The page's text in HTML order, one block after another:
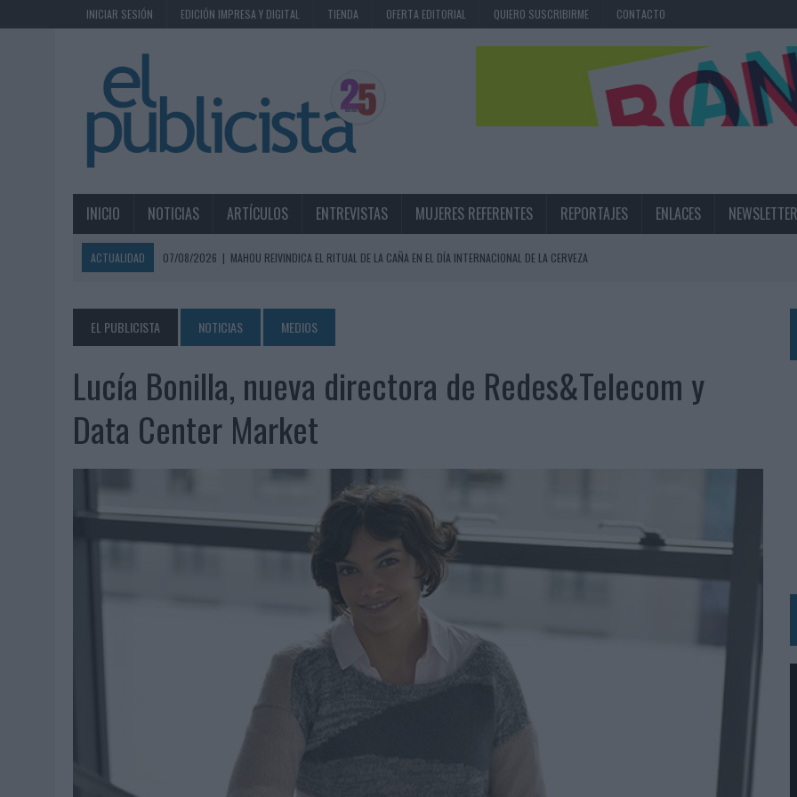
INICIAR SESIÓN EDICIÓN IMPRESA Y DIGITAL TIENDA OFERTA EDITORIAL QUIERO SUSCRIBIRME CONTACTO
INICIO NOTICIAS ARTÍCULOS ENTREVISTAS MUJERES REFERENTES REPORTAJES ENLACES NEWSLETTER
ACTUALIDAD 07/08/2026 | MAHOU REIVINDICA EL RITUAL DE LA CAÑA EN EL DÍA INTERNACIONAL DE LA CERVEZA
07/08/2026 | EL VERANO PONE A PRUEBA LA ESTRATEGIA DIGITAL DE LAS MARCAS
07/08/2026
| VUELING CONVIERTE LOS RECUERDOS EN SOUVENIRS CON IA
07/08/2026
| CUANDO SE APAGUE EL SOL, EL ECLIPSE DE 2026 PONDRÁ A PRUEBA LA CREATIVIDAD DE LAS MARCAS
06/08/2026
| ‘LA VUELTA’, DE FENOMENAL PARA MÁLAGA CF
06/08/2026
LA TELEVISIÓN SIGUE LIDERANDO EL CONSUMO DE MEDIOS EN VERANO Y SUPERA AL MÓVIL COMO DISPOSITIVO MÁS UTILIZADO
06/08/2026 | EL USO DE LA IA GENERATIVA ALCANZA YA AL 62% DE LOS ESPAÑOLES
SYSTEM1 NOMBRA A KIMBERLY BASTONI COMO NUEVA DIRECTORA COMERCIAL GLOBAL
FRIGO Y UNIQLO LANZAN UNA COLECCIÓN PERSONALIZABLE INSPIRADA EN CORNETTO, CALIPPO Y SOLERO
LA IA ESTÁ SUBIENDO EL LISTÓN DE LA CREATIVIDAD
BEON WORLDWIDE LANZA RAÍZ URBANA PARA TRANSFORMAR EL PATRIMONIO HISTÓRICO EN ACTIVOS CULTURALES Y ECONÓMICOS
FABRA COMUNICACIÓN INCORPORA A CASONÁ Y ASUME LA GESTIÓN DE SUS RELACIONES CON LOS MEDIOS
LOPESAN HOTELS & RESORTS ACERCA EL PARAÍSO CANARIO EN SU ÚLTIMA CAMPAÑA INTERNACIONAL
LUIS ARQUILLOS (BURGO DE ARIAS): “LA CONSTRUCCIÓN DE MARCA A LARGO PLAZO Y LA MEDICIÓN SON DOS CARAS DE LA MISMA
04/08/2026
‘EL PARAÍSO MÁS CERCA’, DE 22GRADOS PARA LOPESAN HOTELS & RESORTS
EL PUBLICISTA NOTICIAS MEDIOS
Lucía Bonilla, nueva directora de Redes&Telecom y
Data Center Market